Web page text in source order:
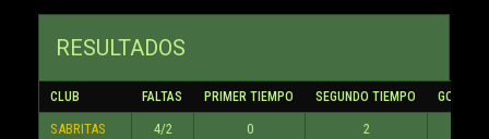
RESULTADOS
CLUB FALTAS PRIMER TIEMPO SEGUNDO TIEMPO GOLES
SABRITAS 4/2 0 2